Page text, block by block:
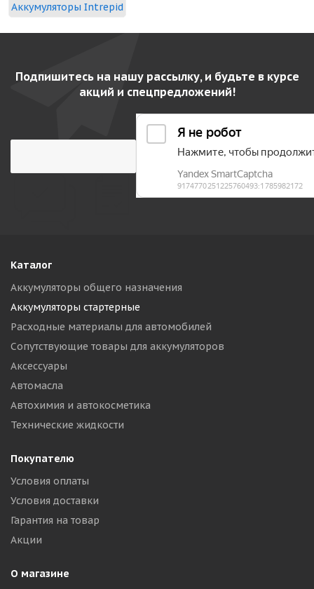
Аккумуляторы Intrepid
Подпишитесь на нашу рассылку, и будьте в курсе
акций и спецпредложений!
Каталог
Аккумуляторы общего назначения
Аккумуляторы стартерные
Расходные материалы для автомобилей
Сопутствующие товары для аккумуляторов
Аксессуары
Автомасла
Автохимия и автокосметика
Технические жидкости
Покупателю
Условия оплаты
Условия доставки
Гарантия на товар
Акции
О магазине